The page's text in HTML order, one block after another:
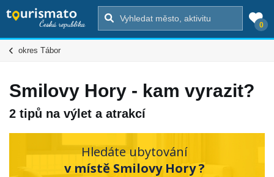
0
okres Tábor
Smilovy Hory - kam vyrazit?
2 tipů na výlet a atrakcí
Hledáte ubytování
v místě Smilovy Hory ?